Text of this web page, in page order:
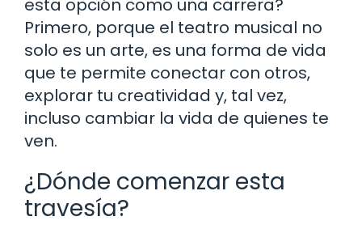
esta opción como una carrera?
Primero, porque el teatro musical no
solo es un arte, es una forma de vida
que te permite conectar con otros,
explorar tu creatividad y, tal vez,
incluso cambiar la vida de quienes te
ven.
¿Dónde comenzar esta
travesía?